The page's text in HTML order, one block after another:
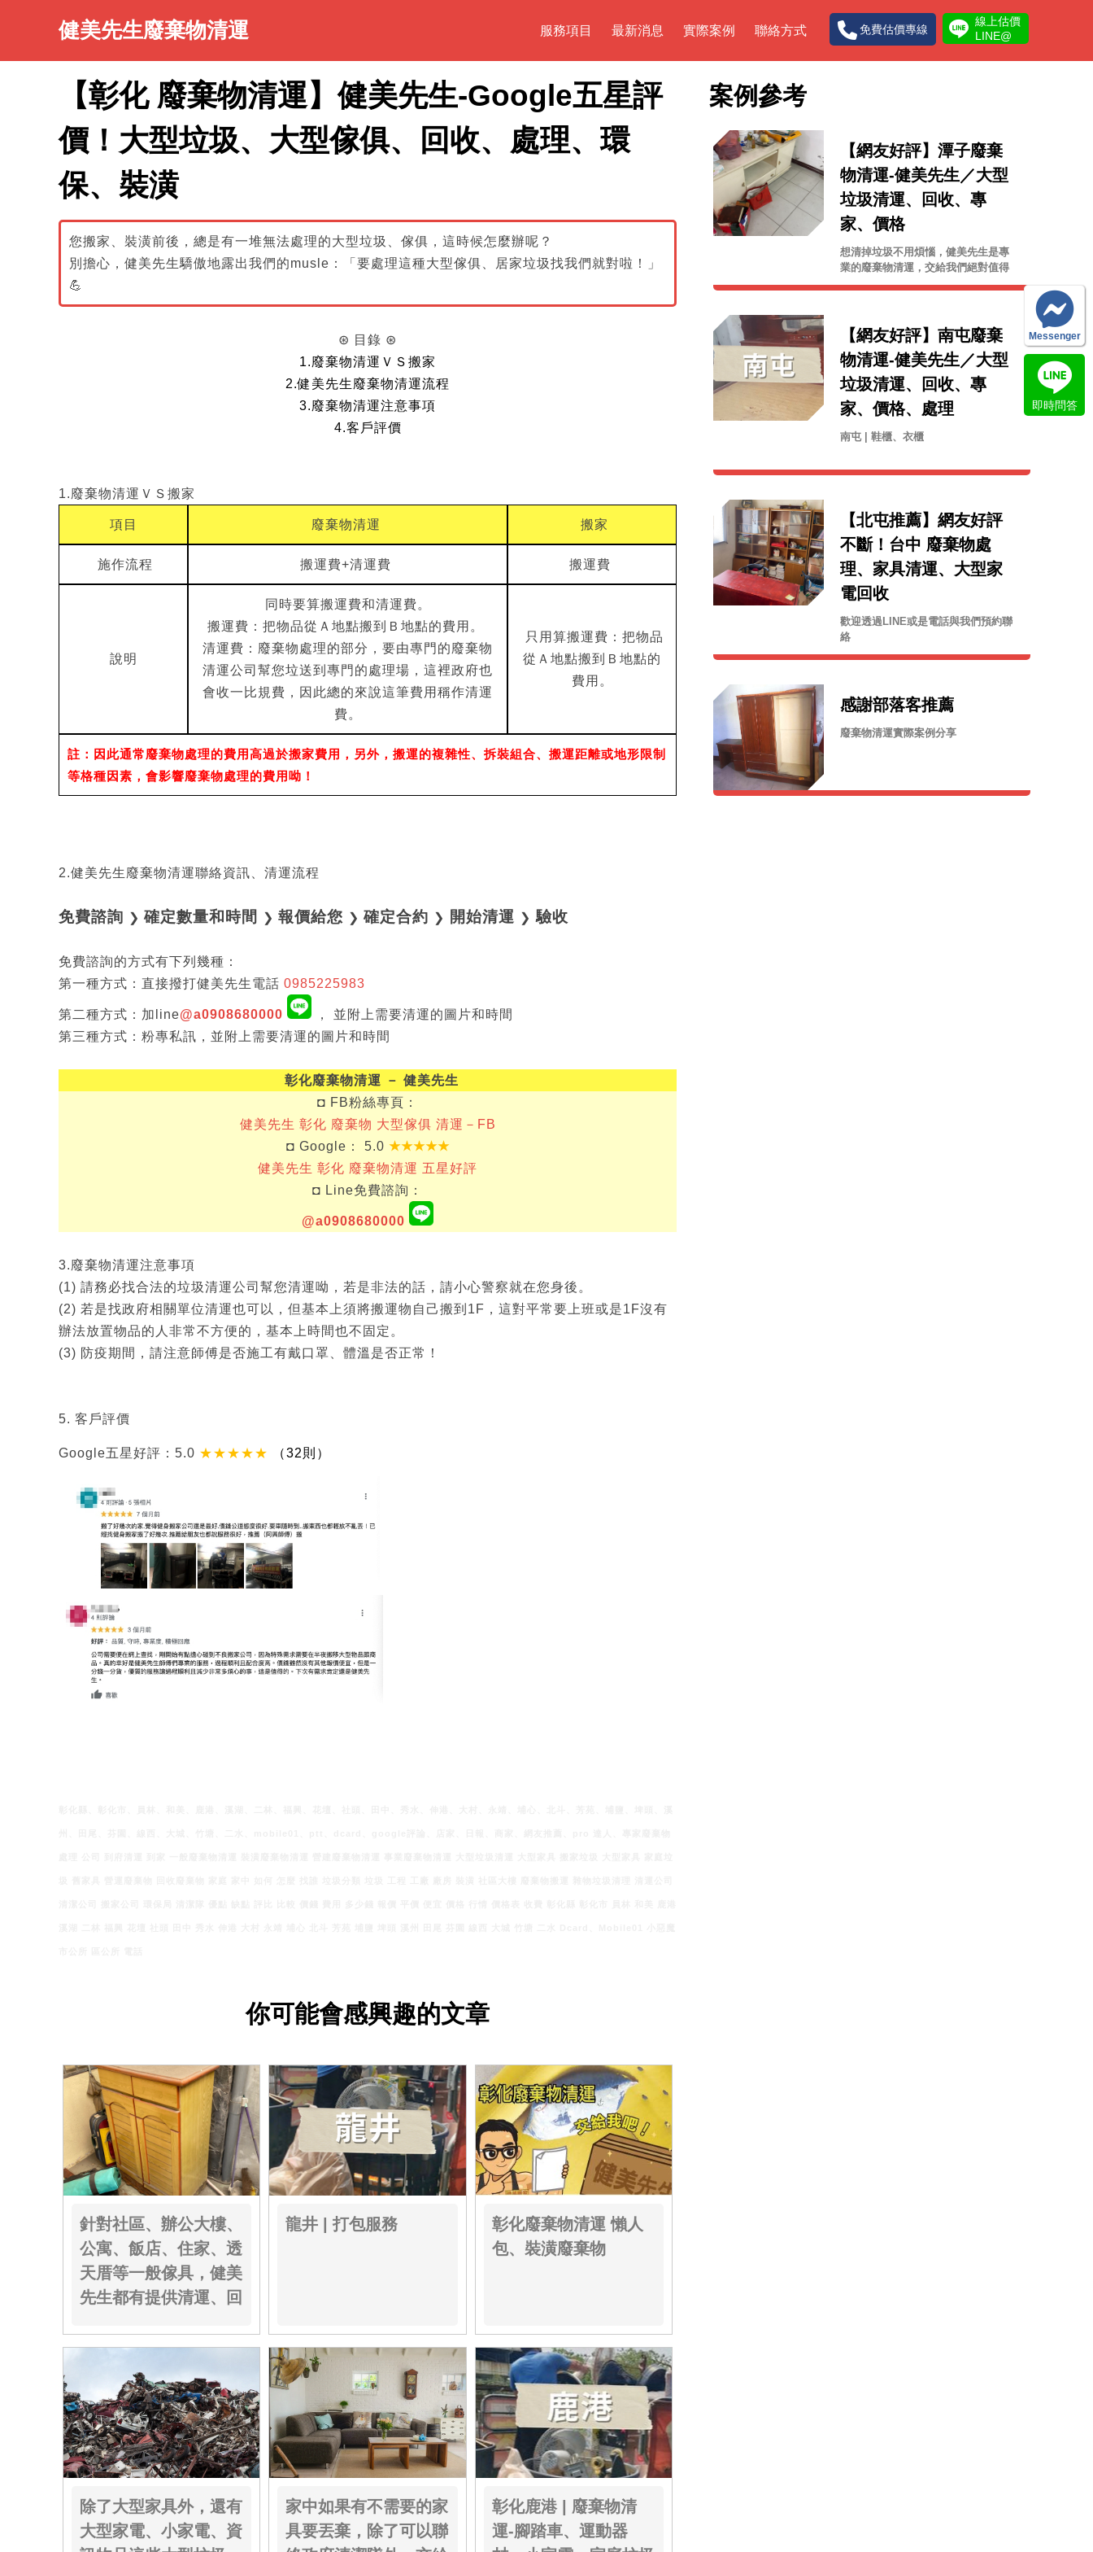
健美先生廢棄物清運 服務項目 最新消息 實際案例 聯絡方式 免費估價專線
線上估價
LINE@
案例參考
【網友好評】潭子廢棄
物清運-健美先生／大型
垃圾清運、回收、專
家、價格
想清掉垃圾不用煩惱，健美先生是專
業的廢棄物清運，交給我們絕對值得
信賴！
【網友好評】南屯廢棄
物清運-健美先生／大型
垃圾清運、回收、專
家、價格、處理
南屯 | 鞋櫃、衣櫃
【北屯推薦】網友好評
不斷！台中 廢棄物處
理、家具清運、大型家
電回收
歡迎透過LINE或是電話與我們預約聯
絡
感謝部落客推薦
廢棄物清運實際案例分享
【彰化 廢棄物清運】健美先生-Google五星評
價！大型垃圾、大型傢俱、回收、處理、環
保、裝潢
您搬家、裝潢前後，總是有一堆無法處理的大型垃圾、傢俱，這時候怎麼辦呢？
別擔心，健美先生驕傲地露出我們的musle：「要處理這種大型傢俱、居家垃圾找我們就對啦！」
💪
⊛ 目錄 ⊛
1.廢棄物清運ＶＳ搬家
2.健美先生廢棄物清運流程
3.廢棄物清運注意事項
4.客戶評價
1.廢棄物清運ＶＳ搬家
項目 廢棄物清運 搬家
施作流程 搬運費+清運費 搬運費
說明
同時要算搬運費和清運費。
搬運費：把物品從Ａ地點搬到Ｂ地點的費用。
清運費：廢棄物處理的部分，要由專門的廢棄物
清運公司幫您垃送到專門的處理場，這裡政府也
會收一比規費，因此總的來說這筆費用稱作清運
費。
只用算搬運費：把物品
從Ａ地點搬到Ｂ地點的
費用。
註：因此通常廢棄物處理的費用高過於搬家費用，另外，搬運的複雜性、拆裝組合、搬運距離或地形限制
等格種因素，會影響廢棄物處理的費用呦！
2.健美先生廢棄物清運聯絡資訊、清運流程
免費諮詢 ❯ 確定數量和時間 ❯ 報價給您 ❯ 確定合約 ❯ 開始清運 ❯ 驗收
免費諮詢的方式有下列幾種：
第一種方式：直接撥打健美先生電話 0985225983
第二種方式：加line@a0908680000
， 並附上需要清運的圖片和時間
第三種方式：粉專私訊，並附上需要清運的圖片和時間
彰化廢棄物清運 － 健美先生
◘ FB粉絲專頁：
健美先生 彰化 廢棄物 大型傢俱 清運－FB
◘ Google： 5.0 ★★★★★
健美先生 彰化 廢棄物清運 五星好評
◘ Line免費諮詢：
@a0908680000
3.廢棄物清運注意事項
(1) 請務必找合法的垃圾清運公司幫您清運呦，若是非法的話，請小心警察就在您身後。
(2) 若是找政府相關單位清運也可以，但基本上須將搬運物自己搬到1F，這對平常要上班或是1F沒有
辦法放置物品的人非常不方便的，基本上時間也不固定。
(3) 防疫期間，請注意師傅是否施工有戴口罩、體溫是否正常！
5. 客戶評價
Google五星好評：5.0 ★★★★★ （32則）
你可能會感興趣的文章
針對社區、辦公大樓、
公寓、飯店、住家、透
天厝等一般傢具，健美
先生都有提供清運、回
龍井 | 打包服務
彰化廢棄物清運 懶人
包、裝潢廢棄物
除了大型家具外，還有
大型家電、小家電、資
家中如果有不需要的家
具要丟棄，除了可以聯
彰化鹿港 | 廢棄物清
運-腳踏車、運動器
Messenger
即時問答